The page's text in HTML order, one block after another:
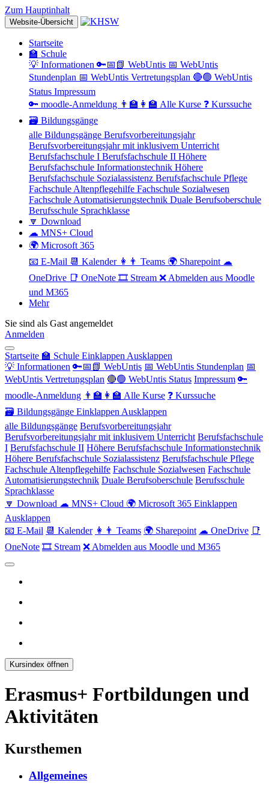
Zum Hauptinhalt
Website-Übersicht
Startseite
🏫 Schule
💡 Informationen 🔑📅📗 WebUntis 📅 WebUntis
Stundenplan 📅 WebUntis Vertretungsplan 🔴🟢 WebUntis
Status Impressum
🔑 moodle-Anmeldung 👨‍🏫👩‍🏫 Alle Kurse ❓ Kurssuche
🗃 Bildungsgänge
alle Bildungsgänge Berufsvorbereitungsjahr
Berufsvorbereitungsjahr mit inklusivem Unterricht
Berufsfachschule I Berufsfachschule II Höhere
Berufsfachschule Informationstechnik Höhere
Berufsfachschule Sozialassistenz Berufsfachschule Pflege
Fachschule Altenpflegehilfe Fachschule Sozialwesen
Fachschule Automatisierungstechnik Duale Berufsoberschule
Berufsschule Sprachklasse
🔽 Download
☁ MNS+ Cloud
🌍 Microsoft 365
📧 E-Mail 📆 Kalender 👩👨 Teams 🌍 Sharepoint ☁
OneDrive 📑 OneNote 🎞 Stream ❌ Abmelden aus Moodle
und M365
Mehr
Sie sind als Gast angemeldet
Anmelden
Startseite 🏫 Schule Einklappen Ausklappen
💡 Informationen 🔑📅📗 WebUntis 📅 WebUntis Stundenplan 📅
WebUntis Vertretungsplan 🔴🟢 WebUntis Status Impressum 🔑
moodle-Anmeldung 👨‍🏫👩‍🏫 Alle Kurse ❓ Kurssuche
🗃 Bildungsgänge Einklappen Ausklappen
alle Bildungsgänge Berufsvorbereitungsjahr
Berufsvorbereitungsjahr mit inklusivem Unterricht Berufsfachschule
I Berufsfachschule II Höhere Berufsfachschule Informationstechnik
Höhere Berufsfachschule Sozialassistenz Berufsfachschule Pflege
Fachschule Altenpflegehilfe Fachschule Sozialwesen Fachschule
Automatisierungstechnik Duale Berufsoberschule Berufsschule
Sprachklasse
🔽 Download ☁ MNS+ Cloud 🌍 Microsoft 365 Einklappen
Ausklappen
📧 E-Mail 📆 Kalender 👩👨 Teams 🌍 Sharepoint ☁ OneDrive 📑
OneNote 🎞 Stream ❌ Abmelden aus Moodle und M365
Kursindex öffnen
Erasmus+ Fortbildungen und
Aktivitäten
Kursthemen
Allgemeines